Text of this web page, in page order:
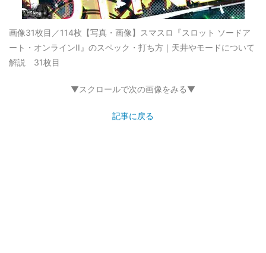
画像31枚目／114枚 【写真・画像】スマスロ『スロット ソードア
ート・オンラインII』のスペック・打ち方｜天井やモードについて
解説 31枚目
▼スクロールで次の画像をみる▼
記事に戻る